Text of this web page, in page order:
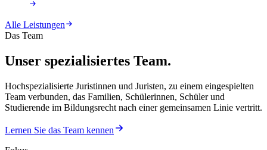
Alle Leistungen
Das Team
Unser spezialisiertes Team.
Hochspezialisierte Juristinnen und Juristen, zu einem eingespielten
Team verbunden, das Familien, Schülerinnen, Schüler und
Studierende im Bildungsrecht nach einer gemeinsamen Linie vertritt.
Lernen Sie das Team kennen